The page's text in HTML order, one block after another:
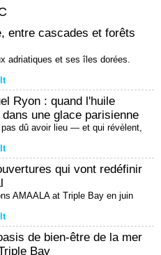
entre cascades et forêts
adriatiques et ses îles dorées.
Ryon : quand l'huile
une glace parisienne
pas dû avoir lieu — et qui révèlent,
qui vont redéfinir
AMAALA at Triple Bay en juin
de bien-être de la mer
Bay